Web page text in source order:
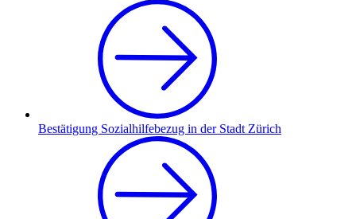
Bestätigung Sozialhilfebezug in der Stadt Zürich